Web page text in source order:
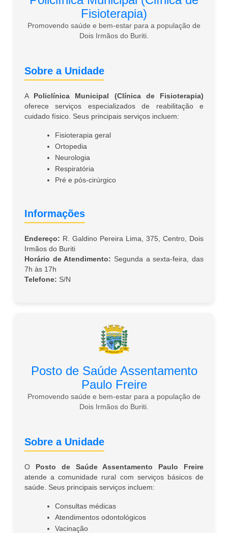
Fisioterapia)
Promovendo saúde e bem-estar para a população de
Dois Irmãos do Buriti.
Sobre a Unidade
A Policlínica Municipal (Clínica de Fisioterapia)
oferece serviços especializados de reabilitação e
cuidado físico. Seus principais serviços incluem:
Fisioterapia geral
Ortopedia
Neurologia
Respiratória
Pré e pós-cirúrgico
Informações
Endereço: R. Galdino Pereira Lima, 375, Centro, Dois
Irmãos do Buriti
Horário de Atendimento: Segunda a sexta-feira, das
7h às 17h
Telefone: S/N
Posto de Saúde Assentamento
Paulo Freire
Promovendo saúde e bem-estar para a população de
Dois Irmãos do Buriti.
Sobre a Unidade
O Posto de Saúde Assentamento Paulo Freire
atende a comunidade rural com serviços básicos de
saúde. Seus principais serviços incluem:
Consultas médicas
Atendimentos odontológicos
Vacinação